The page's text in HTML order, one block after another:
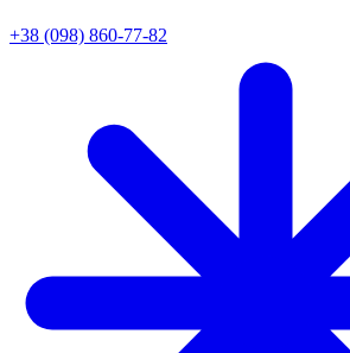
+38 (098) 860-77-82